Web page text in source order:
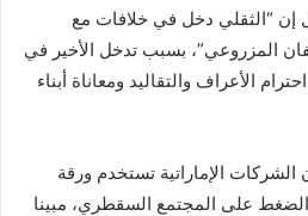
إن “الثقلي دخل في خلافات مع
المزروعي”، بسبب تدخل الأخير في
الأعراف والتقاليد ومعاناة أبناء
الإماراتية تستخدم ورقة
على المجتمع السقطري، مبينا